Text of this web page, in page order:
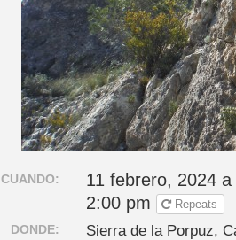
CUANDO:
11 febrero, 2024
2:00 pm
Repeats
DONDE:
Sierra de la Porpuz,